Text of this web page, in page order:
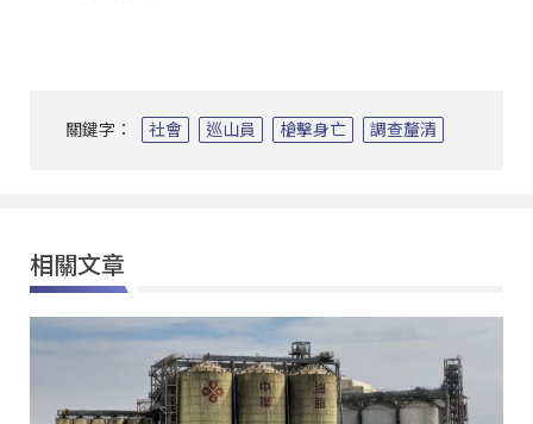
關鍵字： 社會 巡山員 槍擊身亡 調查釐清
相關文章